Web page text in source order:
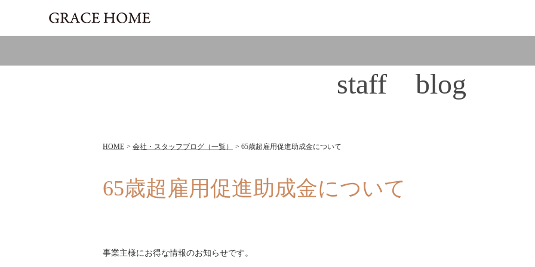
staff blog
HOME 会社・スタッフブログ（一覧） 65歳超雇用促進助成金について
65歳超雇用促進助成金について
事業主様にお得な情報のお知らせです。